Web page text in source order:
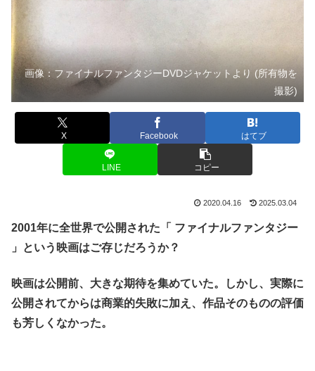
画像：ファイナルファンタジーDVDジャケットより (所有物を
撮影)
X Facebook はてブ
LINE コピー
2020.04.16 2025.03.04
2001年に全世界で公開された「 ファイナルファンタジー
」という映画はご存じだろうか？
映画は公開前、大きな期待を集めていた。しかし、実際に
公開されてからは商業的失敗に加え、作品そのものの評価
も芳しくなかった。